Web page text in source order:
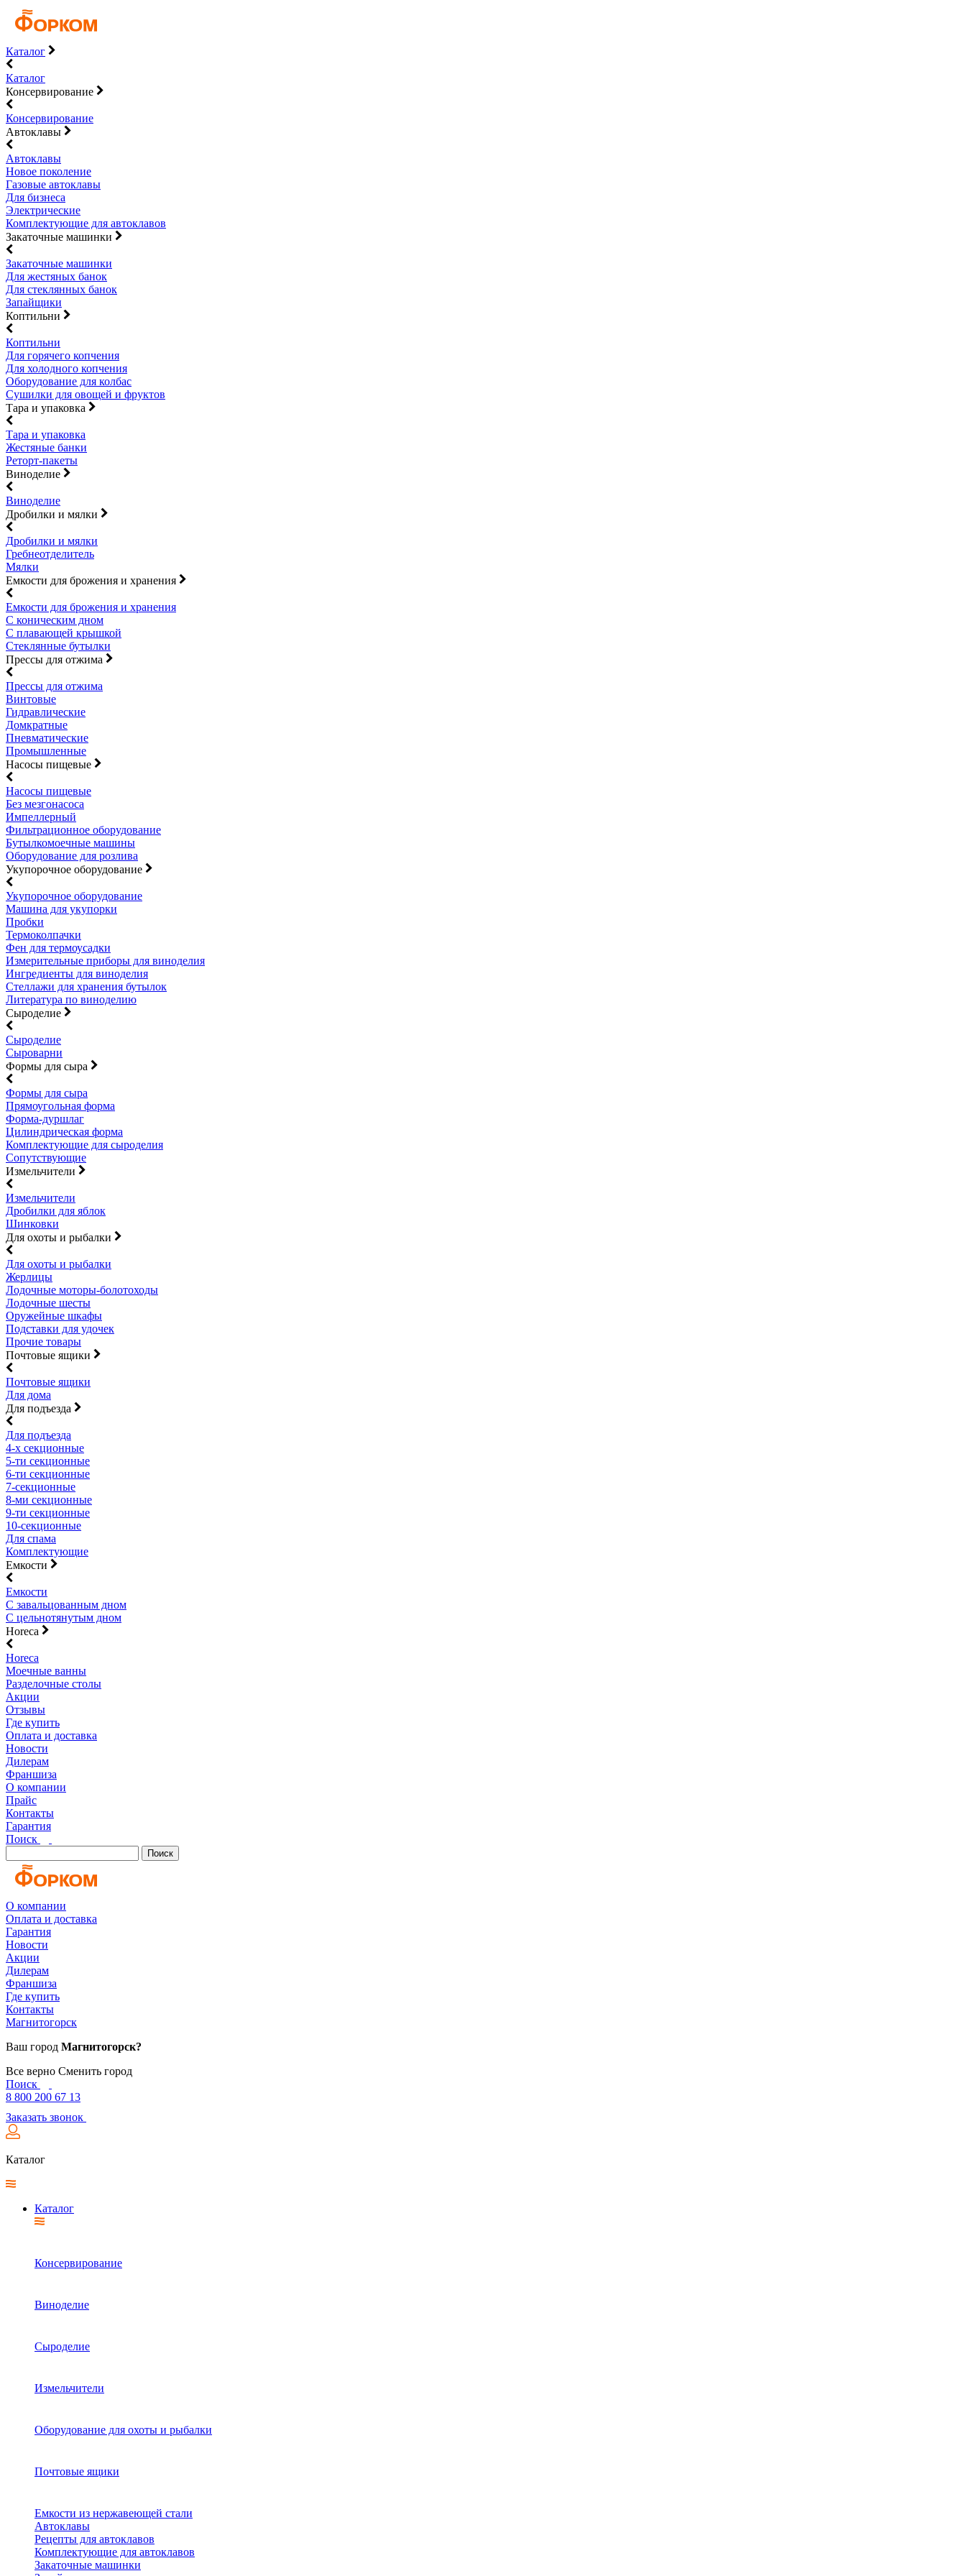
Каталог
Каталог
Консервирование
Консервирование
Автоклавы
Автоклавы
Новое поколение
Газовые автоклавы
Для бизнеса
Электрические
Комплектующие для автоклавов
Закаточные машинки
Закаточные машинки
Для жестяных банок
Для стеклянных банок
Запайщики
Коптильни
Коптильни
Для горячего копчения
Для холодного копчения
Оборудование для колбас
Сушилки для овощей и фруктов
Тара и упаковка
Тара и упаковка
Жестяные банки
Реторт-пакеты
Виноделие
Виноделие
Дробилки и мялки
Дробилки и мялки
Гребнеотделитель
Мялки
Емкости для брожения и хранения
Емкости для брожения и хранения
С коническим дном
С плавающей крышкой
Стеклянные бутылки
Прессы для отжима
Прессы для отжима
Винтовые
Гидравлические
Домкратные
Пневматические
Промышленные
Насосы пищевые
Насосы пищевые
Без мезгонасоса
Импеллерный
Фильтрационное оборудование
Бутылкомоечные машины
Оборудование для розлива
Укупорочное оборудование
Укупорочное оборудование
Машина для укупорки
Пробки
Термоколпачки
Фен для термоусадки
Измерительные приборы для виноделия
Ингредиенты для виноделия
Стеллажи для хранения бутылок
Литература по виноделию
Сыроделие
Сыроделие
Сыроварни
Формы для сыра
Формы для сыра
Прямоугольная форма
Форма-дуршлаг
Цилиндрическая форма
Комплектующие для сыроделия
Сопутствующие
Измельчители
Измельчители
Дробилки для яблок
Шинковки
Для охоты и рыбалки
Для охоты и рыбалки
Жерлицы
Лодочные моторы-болотоходы
Лодочные шесты
Оружейные шкафы
Подставки для удочек
Прочие товары
Почтовые ящики
Почтовые ящики
Для дома
Для подъезда
Для подъезда
4-х секционные
5-ти секционные
6-ти секционные
7-секционные
8-ми секционные
9-ти секционные
10-секционные
Для спама
Комплектующие
Емкости
Емкости
С завальцованным дном
С цельнотянутым дном
Horeca
Horeca
Моечные ванны
Разделочные столы
Акции
Отзывы
Где купить
Оплата и доставка
Новости
Дилерам
Франшиза
О компании
Прайс
Контакты
Гарантия
Поиск
Поиск
О компании
Оплата и доставка
Гарантия
Новости
Акции
Дилерам
Франшиза
Где купить
Контакты
Магнитогорск
Ваш город Магнитогорск?
Все верно Сменить город
Поиск
8 800 200 67 13
Заказать звонок
Каталог
Каталог
Консервирование
Виноделие
Сыроделие
Измельчители
Оборудование для охоты и рыбалки
Почтовые ящики
Емкости из нержавеющей стали
Автоклавы
Рецепты для автоклавов
Комплектующие для автоклавов
Закаточные машинки